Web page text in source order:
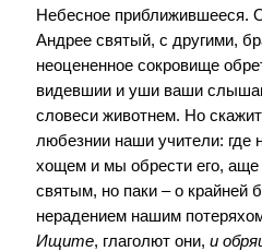
Небесное приближившееся.
Андрее святый, с другими,
неоцененное сокровище
видевшии и уши ваши
словеси животнем. Но
любезнии наши учители: где
хощем и мы обрести его,
святым, но паки – о крайней
нерадением нашим
Ищите, глаголют они,и